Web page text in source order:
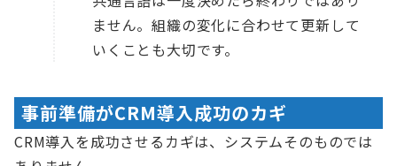
ません。組織の変化に合わせて更新して
いくことも大切です。
事前準備がCRM導入成功のカギ
CRM導入を成功させるカギは、システムそのものでは